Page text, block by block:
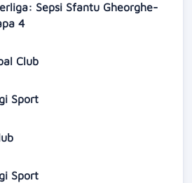
Sepsi Sfantu Gheorghe-
4
Club
Sport
Sport